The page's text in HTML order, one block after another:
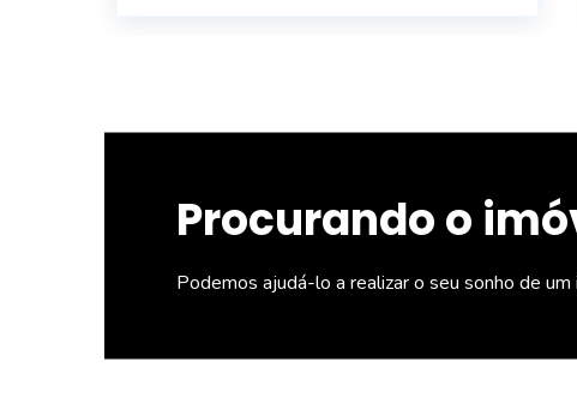
Procurando o
Podemos ajudá-lo a realizar o seu sonho de